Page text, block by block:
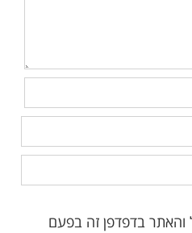
בדפדפן זה בפעם